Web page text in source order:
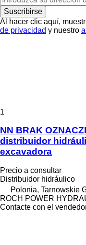
Suscribirse
Al hacer clic aquí,
de privacidad y nuestro
1
NN BRAK
distribuidor
excavadora
Precio a consultar
Distribuidor hidráulico
Polonia, Tarnowskie
ROCH POWER
Contacte con el